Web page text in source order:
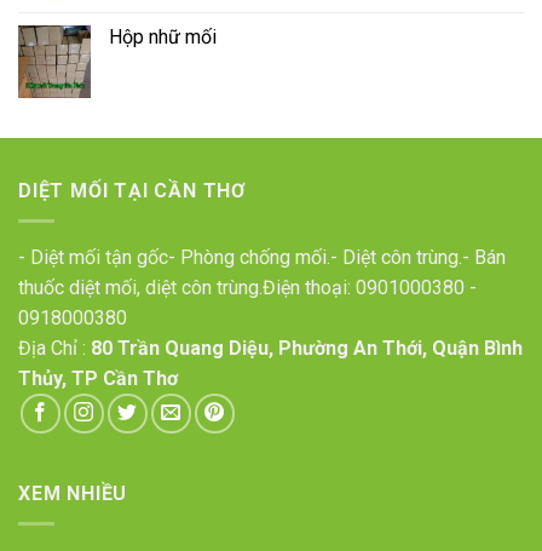
Hộp nhữ mối
DIỆT MỐI TẠI CẦN THƠ
- Diệt mối tận gốc- Phòng chống mối.- Diệt côn trùng.- Bán
thuốc diệt mối, diệt côn trùng.Điện thoại: 0901000380 -
0918000380
Địa Chỉ : 80 Trần Quang Diệu, Phường An Thới, Quận Bình
Thủy, TP Cần Thơ
XEM NHIỀU